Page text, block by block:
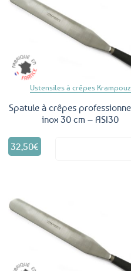
peuvent
être
choisies
produit
Ustensiles à crêpes Krampouz
Spatule à crêpes
inox 30 cm – ASI30
32,50€